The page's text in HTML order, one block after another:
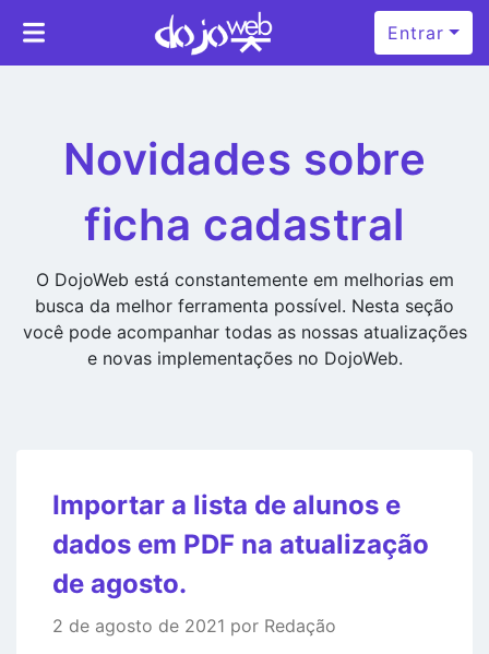
Entrar
Novidades sobre
ficha cadastral
O DojoWeb está constantemente em melhorias em
busca da melhor ferramenta possível. Nesta seção
você pode acompanhar todas as nossas atualizações
e novas implementações no DojoWeb.
Importar a lista de alunos e
dados em PDF na atualização
de agosto.
2 de agosto de 2021 por Redação